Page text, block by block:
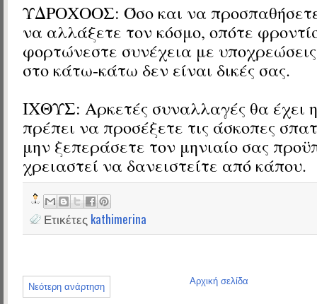
ΥΔΡΟΧΟΟΣ: Όσο και να
να αλλάξετε τον κόσμο, οπότε
φορτώνεστε συνέχεια με
στο κάτω-κάτω δεν είναι δικές σας.
ΙΧΘΥΣ: Αρκετές συναλλαγές θα έχει
πρέπει να προσέξετε τις άσκοπες
μην ξεπεράσετε τον μηνιαίο σας
χρειαστεί να δανειστείτε από κάπου.
Ετικέτες kathimerina
Νεότερη ανάρτηση
Αρχική σελίδα